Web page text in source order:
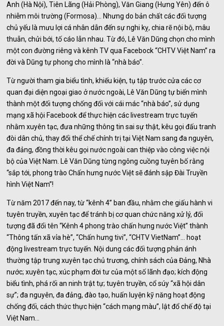
Anh (Hà Nội), Tiên Lãng (Hải Phòng), Văn Giang (Hưng Yên) đến ô
nhiễm môi trường (Formosa)… Nhưng do bản chất các đối tượng
chủ yếu là mưu lợi cá nhân dẫn đến sự nghi kỵ, chia rẽ nội bộ, mâu
thuẫn, chửi bới, tố cáo lẫn nhau. Từ đó, Lê Văn Dũng chọn cho mình
một con đường riêng và kênh TV qua Facebock “CHTV Việt Nam” ra
đời và Dũng tự phong cho mình là “nhà báo”.
Từ người tham gia biểu tình, khiếu kiện, tụ tập trước cửa các cơ
quan đại diện ngoại giao ở nước ngoài, Lê Văn Dũng tự biến mình
thành một đối tượng chống đối với cái mác “nhà báo”, sử dụng
mạng xã hội Facebook để thực hiện các livestream trực tuyến
nhằm xuyên tạc, đưa những thông tin sai sự thật, kêu gọi đấu tranh
đòi dân chủ, thay đổi thể chế chính trị tại Việt Nam sang đa nguyên,
đa đảng, đồng thời kêu gọi nước ngoài can thiệp vào công việc nội
bộ của Việt Nam. Lê Văn Dũng từng ngông cuồng tuyên bố rằng
“sắp tới, phong trào Chấn hưng nước Việt sẽ đánh sập Đài Truyền
hình Việt Nam”!
Từ năm 2017 đến nay, từ “kênh 4” ban đầu, nhằm che giấu hành vi
tuyên truyền, xuyên tạc để tránh bị cơ quan chức năng xử lý, đối
tượng đã đổi tên “Kênh 4 phong trào chấn hưng nước Việt” thành
“Thông tấn xã vỉa hè”, “Chấn hưng tivi”, “CHTV VietNam”… hoạt
động livestream trực tuyến. Nội dung các đối tượng phản ánh
thường tập trung xuyên tạc chủ trương, chính sách của Đảng, Nhà
nước; xuyên tạc, xúc phạm đời tư của một số lãnh đạo; kích động
biểu tình, phá rối an ninh trật tự; tuyên truyền, cổ súy “xã hội dân
sự”; đa nguyên, đa đảng, đào tạo, huấn luyện kỹ năng hoạt động
chống đối, cách thức thực hiện “cách mạng màu”, lật đổ chế độ tại
Việt Nam…